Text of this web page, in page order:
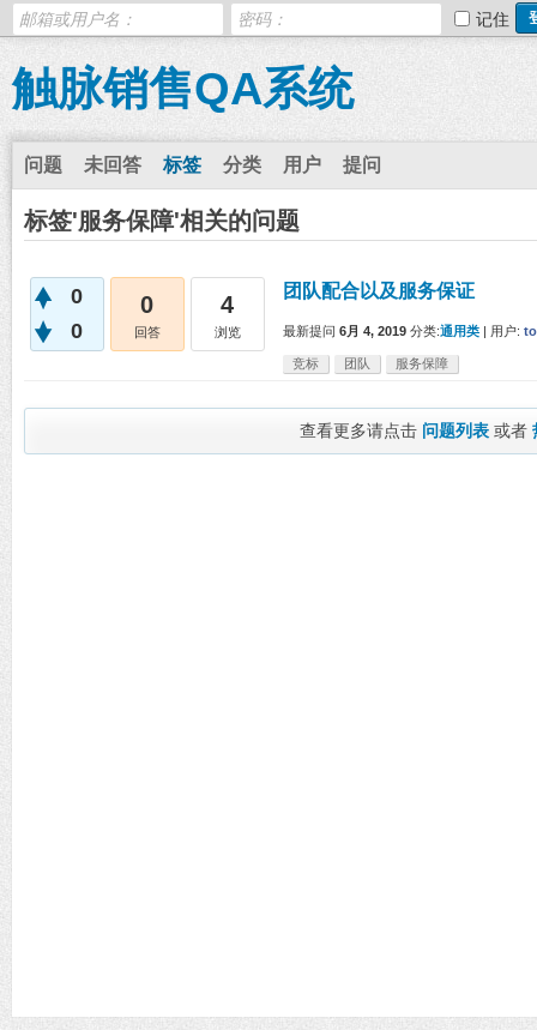
记住
触脉销售QA系统
问题 未回答 标签 分类 用户 提问
标签'服务保障'相关的问题
0
0
0
回答
4
浏览
团队配合以及服务保证
最新提问 6月 4, 2019 分类:通用类 用户:
竞标 团队 服务保障
查看更多请点击 问题列表 或者